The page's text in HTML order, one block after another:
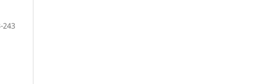
243